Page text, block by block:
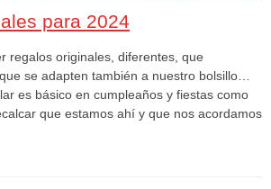
para 2024
regalos originales, diferentes, que
se adapten también a nuestro bolsillo…
es básico en cumpleaños y fiestas como
que estamos ahí y que nos acordamos